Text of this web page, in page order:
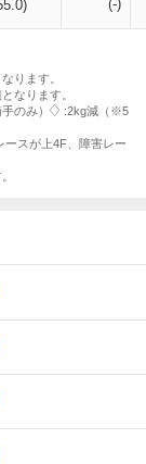
(-)
ります。
なります。
のみ）
:2kg減（※5
スが上4F、障害レー